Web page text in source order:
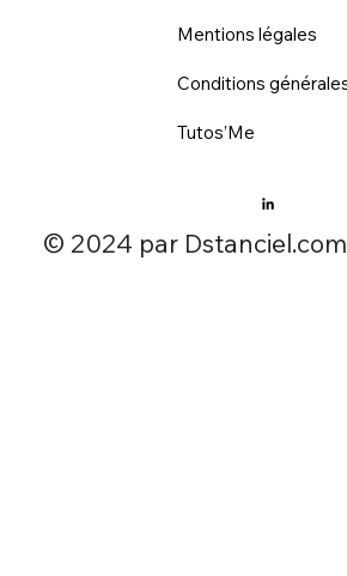
​© 2024 par Dstanciel.com
Mentions légales
Tutos’Me